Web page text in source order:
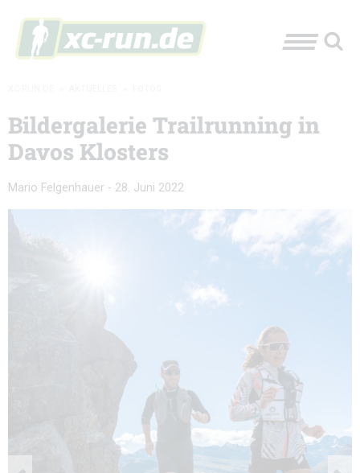
Bildergalerie Trailrunning in
Davos Klosters
Mario Felgenhauer - 28. Juni 2022